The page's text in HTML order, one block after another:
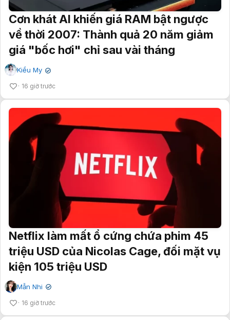
Cơn khát AI khiến giá RAM bật ngược
về thời 2007: Thành quả 20 năm giảm
giá "bốc hơi" chỉ sau vài tháng
Kiều My ✔
16 giờ trước
Netflix làm mất ổ cứng chứa phim 45
triệu USD của Nicolas Cage, đối mặt vụ
kiện 105 triệu USD
Mẫn Nhi ✔
16 giờ trước